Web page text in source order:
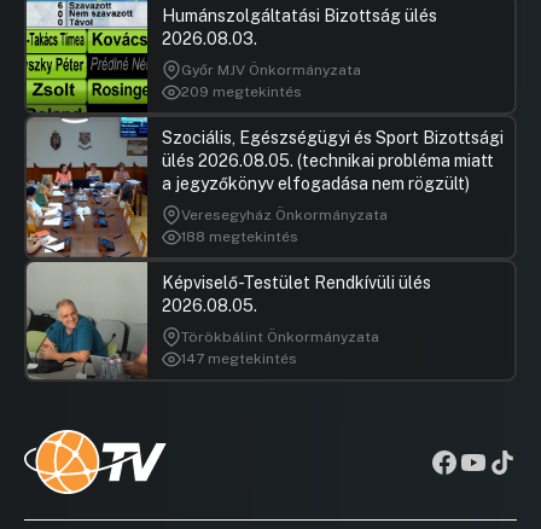
Humánszolgáltatási Bizottság ülés
2026.08.03.
Győr MJV Önkormányzata
209 megtekintés
Szociális, Egészségügyi és Sport Bizottsági
ülés 2026.08.05. (technikai probléma miatt
a jegyzőkönyv elfogadása nem rögzült)
Veresegyház Önkormányzata
188 megtekintés
Képviselő-Testület Rendkívüli ülés
2026.08.05.
Törökbálint Önkormányzata
147 megtekintés